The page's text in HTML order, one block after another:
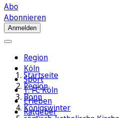
Abo
Abonnieren
Anmelden
Region
Köln
Sport
1. FC Köln
Erleben
Ratgeber
Startseite
Region
Bonn
Königswinter